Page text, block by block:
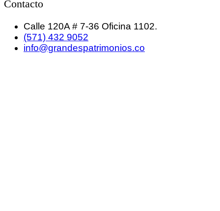
Contacto
Calle 120A # 7-36 Oficina 1102.
(571) 432 9052
info@grandespatrimonios.co